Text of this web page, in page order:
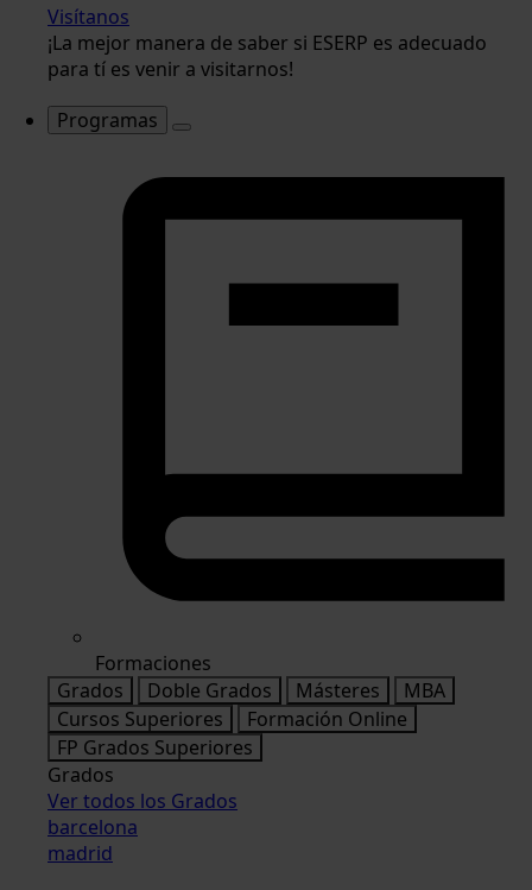
Visítanos
¡La mejor manera de saber si ESERP es adecuado
para tí es venir a visitarnos!
Programas
Formaciones
Grados
Doble Grados Másteres
MBA
Cursos Superiores
Formación Online
FP Grados Superiores
Grados
Ver todos los Grados
barcelona
madrid